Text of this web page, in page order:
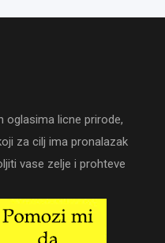
oglasima licne prirode,
za cilj ima pronalazak
vase zelje i prohteve